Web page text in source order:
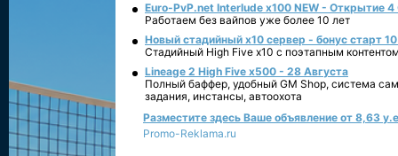
Euro-PvP.net Interlude х100 NEW - Открытие 4
Работаем без вайпов уже более 10 лет
Новый стадийный х10 сервер - бонус старт
Стадийный High Five x10 с поэтапным
Lineage 2 High Five x500 - 28 Августа
Полный баффер, удобный GM Shop, система
задания, инстансы, автоохота
Разместите здесь Ваше объявление от 8,63
Promo-Reklama.ru